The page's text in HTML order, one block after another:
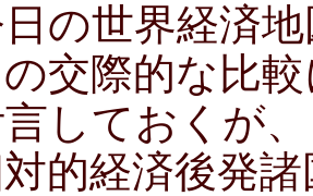
の世界経済
交際的な比
しておくが
的経済後発